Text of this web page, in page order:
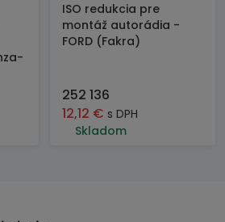
ISO redukcia pre
montáž autorádia -
FORD (Fakra)
252 136
12,12 € s DPH
Skladom